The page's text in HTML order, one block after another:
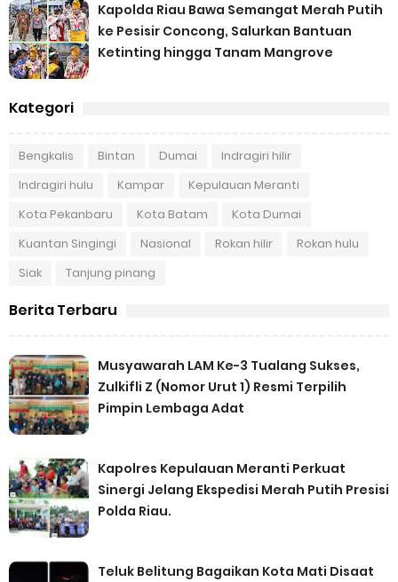
Kapolda Riau Bawa Semangat Merah Putih
ke Pesisir Concong, Salurkan Bantuan
Ketinting hingga Tanam Mangrove
Kategori
Bengkalis Bintan Dumai
Indragiri hilir
Indragiri hulu
Kampar
Kepulauan Meranti
Kota Pekanbaru
Kota Batam
Kota Dumai
Kuantan Singingi
Nasional Rokan hilir
Rokan hulu
Siak
Tanjung pinang
Berita Terbaru
Musyawarah LAM Ke-3 Tualang Sukses,
Zulkifli Z (Nomor Urut 1) Resmi Terpilih
Pimpin Lembaga Adat
Kapolres Kepulauan Meranti Perkuat
Sinergi Jelang Ekspedisi Merah Putih Presisi
Polda Riau.
Teluk Belitung Bagaikan Kota Mati Disaat